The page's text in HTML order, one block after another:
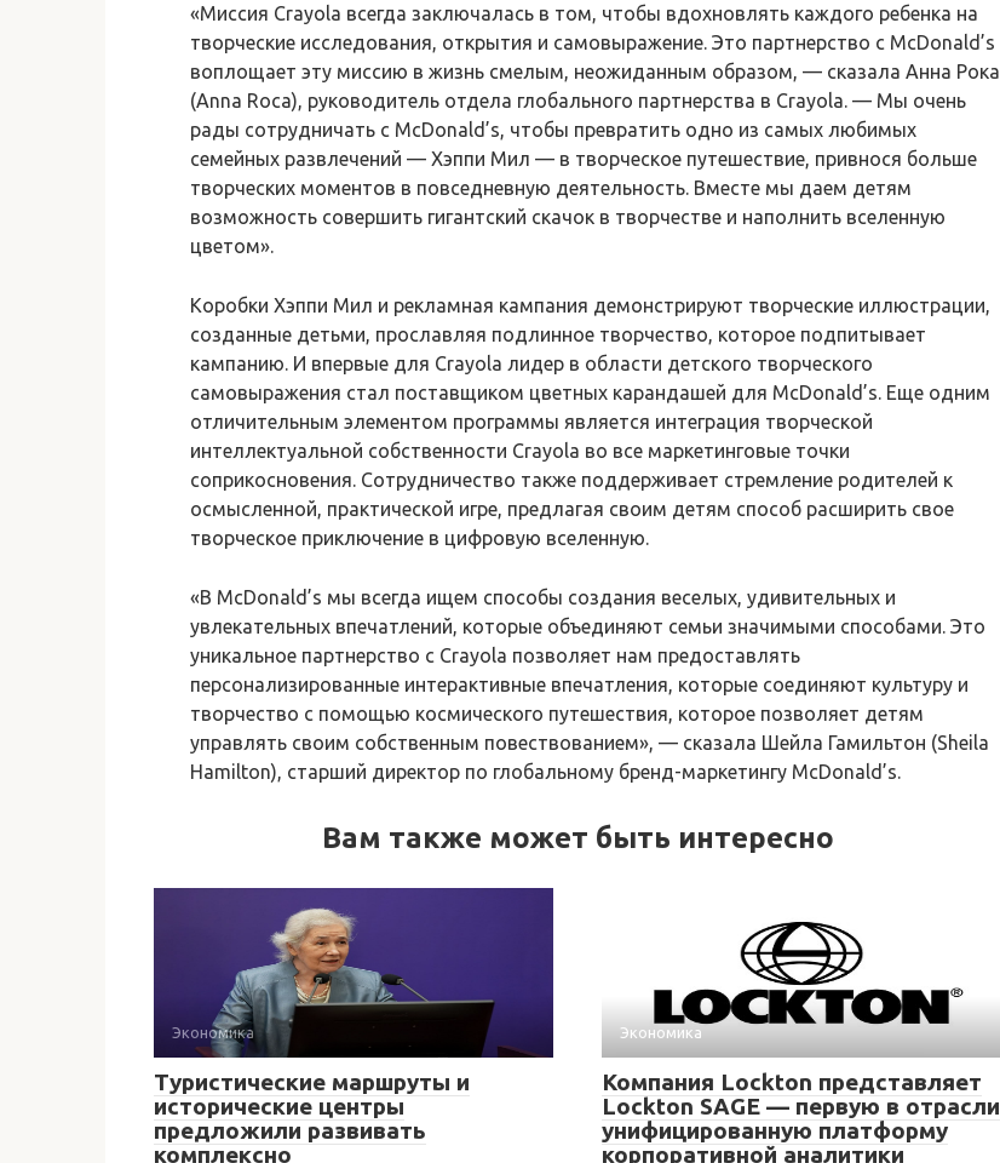
«Миссия Crayola всегда заключалась в том, чтобы вдохновлять каждого ребенка на
творческие исследования, открытия и самовыражение. Это партнерство с McDonald’s
воплощает эту миссию в жизнь смелым, неожиданным образом, — сказала Анна Рока
(Anna Roca), руководитель отдела глобального партнерства в Crayola. — Мы очень
рады сотрудничать с McDonald’s, чтобы превратить одно из самых любимых
семейных развлечений — Хэппи Мил — в творческое путешествие, привнося больше
творческих моментов в повседневную деятельность. Вместе мы даем детям
возможность совершить гигантский скачок в творчестве и наполнить вселенную
цветом».
Коробки Хэппи Мил и рекламная кампания демонстрируют творческие иллюстрации,
созданные детьми, прославляя подлинное творчество, которое подпитывает
кампанию. И впервые для Crayola лидер в области детского творческого
самовыражения стал поставщиком цветных карандашей для McDonald’s. Еще одним
отличительным элементом программы является интеграция творческой
интеллектуальной собственности Crayola во все маркетинговые точки
соприкосновения. Сотрудничество также поддерживает стремление родителей к
осмысленной, практической игре, предлагая своим детям способ расширить свое
творческое приключение в цифровую вселенную.
«В McDonald’s мы всегда ищем способы создания веселых, удивительных и
увлекательных впечатлений, которые объединяют семьи значимыми способами. Это
уникальное партнерство с Crayola позволяет нам предоставлять
персонализированные интерактивные впечатления, которые соединяют культуру и
творчество с помощью космического путешествия, которое позволяет детям
управлять своим собственным повествованием», — сказала Шейла Гамильтон (Sheila
Hamilton), старший директор по глобальному бренд-маркетингу McDonald’s.
Вам также может быть интересно
Экономика
Туристические маршруты и
исторические центры
предложили развивать
комплексно
Экономика
Компания Lockton представляет
Lockton SAGE — первую в отрасли
унифицированную платформу
корпоративной аналитики